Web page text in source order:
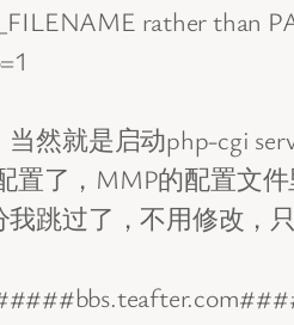
rather than
然就是启动php-cgi
置了，MMP的配置文
跳过了，不用修改，